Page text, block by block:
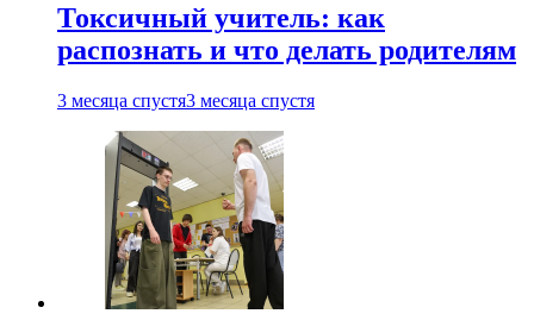
Токсичный учитель: как
распознать и что делать родителям
3 месяца спустя3 месяца спустя